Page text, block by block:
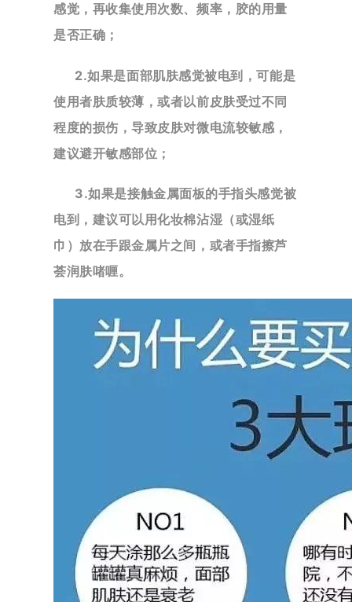
感觉，再收集使用次数、频率，胶的用量
是否正确；
2.如果是面部肌肤感觉被电到，可能是
使用者肤质较薄，或者以前皮肤受过不同
程度的损伤，导致皮肤对微电流较敏感，
建议避开敏感部位；
3.如果是接触金属面板的手指头感觉被
电到，建议可以用化妆棉沾湿（或湿纸
巾）放在手跟金属片之间，或者手指擦芦
荟润肤啫喱。